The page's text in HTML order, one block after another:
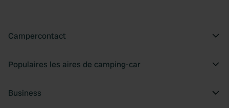
Campercontact
Populaires les aires de camping-car
Business